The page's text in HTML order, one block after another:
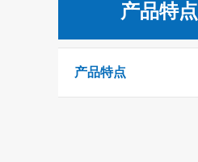
产品特点
产品特点